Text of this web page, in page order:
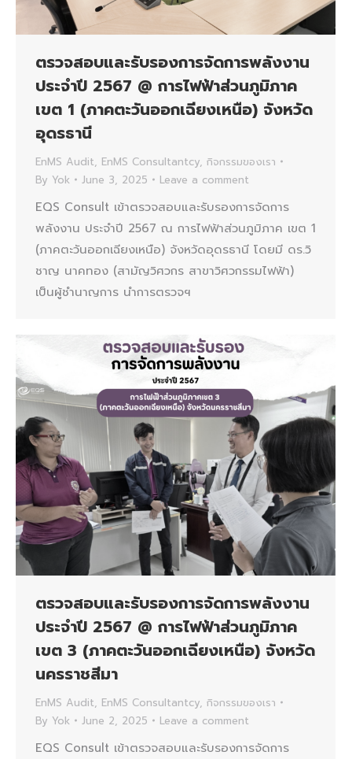
ตรวจสอบและรับรองการจัดการพลังงาน
ประจำปี 2567 @ การไฟฟ้าส่วนภูมิภาค
เขต 1 (ภาคตะวันออกเฉียงเหนือ) จังหวัด
อุดรธานี
EnMS Audit, EnMS Consultantcy, กิจกรรมของเรา
By Yok June 3, 2025 Leave a comment
EQS Consult เข้าตรวจสอบและรับรองการจัดการ
พลังงาน ประจำปี 2567 ณ การไฟฟ้าส่วนภูมิภาค เขต 1
(ภาคตะวันออกเฉียงเหนือ) จังหวัดอุดรธานี โดยมี ดร.วิ
ชาญ นาคทอง (สามัญวิศวกร สาขาวิศวกรรมไฟฟ้า)
เป็นผู้ชำนาญการ นำการตรวจฯ
ตรวจสอบและรับรองการจัดการพลังงาน
ประจำปี 2567 @ การไฟฟ้าส่วนภูมิภาค
เขต 3 (ภาคตะวันออกเฉียงเหนือ) จังหวัด
นครราชสีมา
EnMS Audit, EnMS Consultantcy, กิจกรรมของเรา
By Yok June 2, 2025 Leave a comment
EQS Consult เข้าตรวจสอบและรับรองการจัดการ